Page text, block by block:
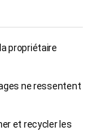
propriétaire
ne ressentent
et recycler les